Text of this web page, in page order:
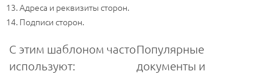
Адреса и реквизиты сторон.
Подписи сторон.
С этим шаблоном часто
используют:
Популярные
документы и